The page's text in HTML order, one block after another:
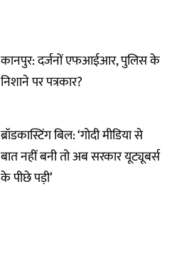
कानपुर: दर्जनों एफआईआर, पुलिस के
निशाने पर पत्रकार?
ब्रॉडकास्टिंग बिल: ‘गोदी मीडिया से
बात नहीं बनी तो अब सरकार यूट्यूबर्स
के पीछे पड़ी’